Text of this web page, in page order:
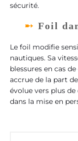
sécurité.
Foil
Le foil modifie
nautiques. Sa
blessures en cas
accrue de la part
évolue vers plus
dans la mise en